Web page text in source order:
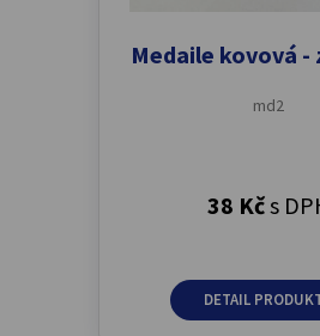
Medaile kovová -
md2
38 Kčs
DETAIL